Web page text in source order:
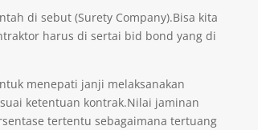
di sebut (Surety Company).Bisa kita
harus di sertai bid bond yang di
menepati janji melaksanakan
ketentuan kontrak.Nilai jaminan
tertentu sebagaimana tertuang